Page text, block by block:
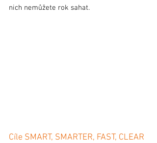
nich nemůžete rok sahat.
Cíle SMART, SMARTER, FAST, CLEAR